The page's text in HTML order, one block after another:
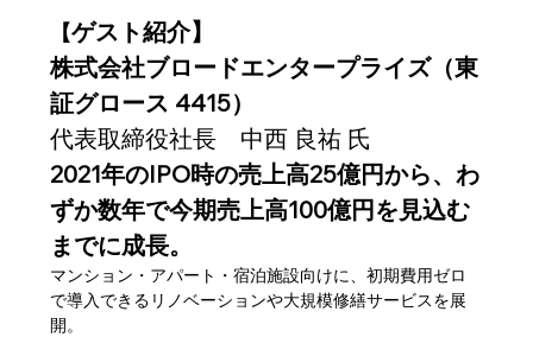
【ゲスト紹介】
株式会社ブロードエンタープライズ（東
証グロース 4415）
代表取締役社長　中西 良祐 氏
2021年のIPO時の売上高25億円から、わ
ずか数年で今期売上高100億円を見込む
までに成長。
マンション・アパート・宿泊施設向けに、初期費用ゼロ
で導入できるリノベーションや大規模修繕サービスを展
開。